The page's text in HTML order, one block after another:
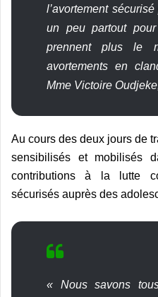
l’avortement
un peu partout
prennent plus le
avortements en
Mme Victoire
Au cours des deux jours de
sensibilisés et mobilisés
contributions à la lutte
sécurisés auprès des
« Nous savons